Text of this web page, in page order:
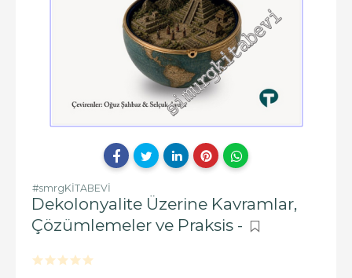
#smrgKİTABEVİ
Dekolonyalite Üzerine Kavramlar,
Çözümlemeler ve Praksis -